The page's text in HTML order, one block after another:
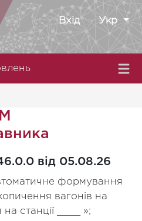
Вхід Укр
від 05.08.26
формування
вагонів на
станції ____ »;